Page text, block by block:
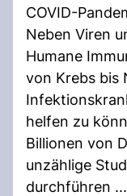
COVID-
Neben Viren
Humane
von Krebs bis
helfen zu
Billionen von
unzählige
durchführen